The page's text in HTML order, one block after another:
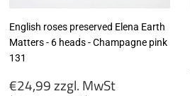
English roses preserved Elena Earth
Matters - 6 heads - Champagne pink
131
Regular
€24,99 zzgl. MwSt